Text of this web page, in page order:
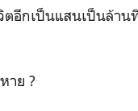
อีกเป็นแสนเป็นล้าน
าย ?